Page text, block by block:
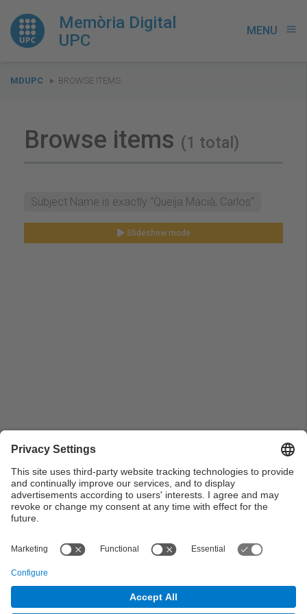
Memòria Digital
UPC
MENU menu
You
MDUPC BROWSE ITEMS
Browse items (1 total)
Subject Name is exactly "Queija Macià, Carlos"
Slideshow mode
Foto de grup de la 1a promoció de telegrafistes al
vestíbul de la Escuela Oficial de Náutica